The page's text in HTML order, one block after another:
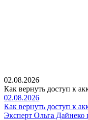
02.08.2026
Как вернуть доступ к
02.08.2026
Как вернуть доступ к
Эксперт Ольга Дайнеко